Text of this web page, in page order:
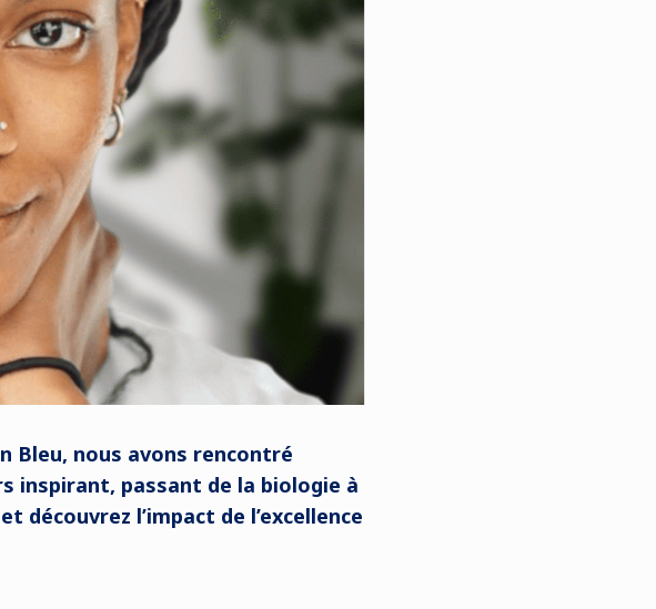
Bleu, nous avons rencontré
inspirant, passant de la biologie à
découvrez l’impact de l’excellence